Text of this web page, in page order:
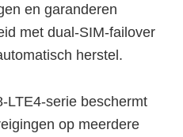
en garanderen
met dual-SIM-failover
herstel.
LTE4-serie beschermt
op meerdere